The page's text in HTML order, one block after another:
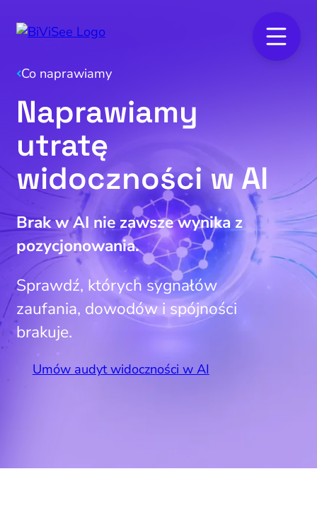
Co naprawiamy
Naprawiamy
utratę
widoczności w AI
Brak w AI nie zawsze wynika z
pozycjonowania.
Sprawdź, których sygnałów
zaufania, dowodów i spójności
brakuje.
Umów audyt widoczności w AI